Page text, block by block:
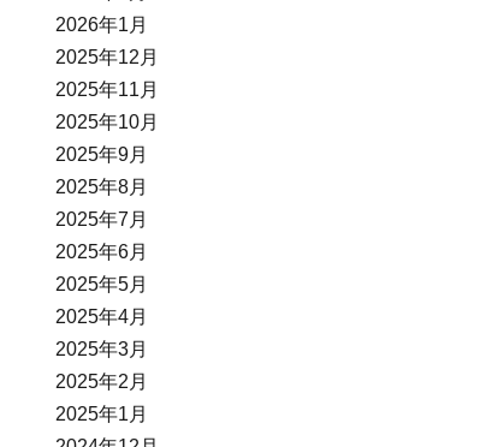
2026年1月
2025年12月
2025年11月
2025年10月
2025年9月
2025年8月
2025年7月
2025年6月
2025年5月
2025年4月
2025年3月
2025年2月
2025年1月